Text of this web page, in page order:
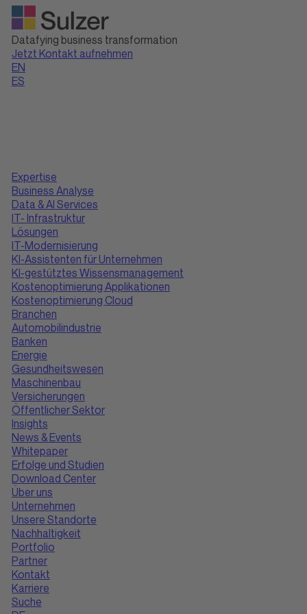
Datafying business transformation
Jetzt Kontakt aufnehmen
EN
ES
Expertise
Business Analyse
Data & AI Services
IT- Infrastruktur
Lösungen
IT-Modernisierung
KI-Assistenten für Unternehmen
KI-gestütztes Wissensmanagement
Kostenoptimierung Applikationen
Kostenoptimierung Cloud
Branchen
Automobilindustrie
Banken
Energie
Gesundheitswesen
Maschinenbau
Versicherungen
Öffentlicher Sektor
Insights
News & Events
Whitepaper
Erfolge und Studien
Download Center
Über uns
Unternehmen
Unsere Standorte
Nachhaltigkeit
Portfolio
Partner
Kontakt
Karriere
Suche